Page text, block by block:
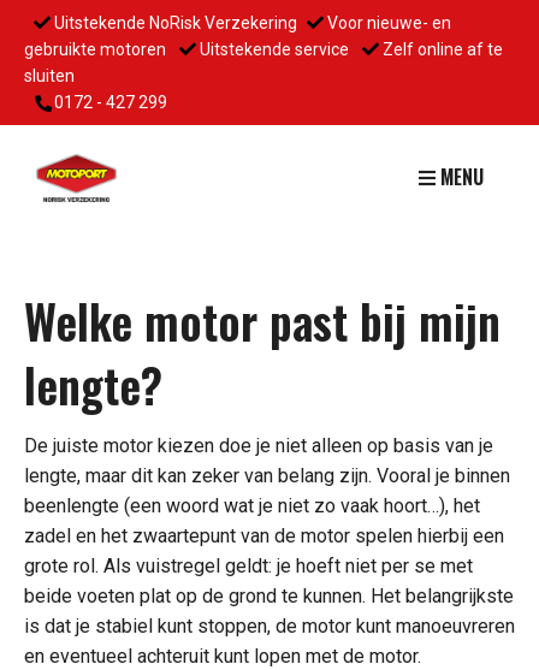
Uitstekende NoRisk Verzekering
Voor nieuwe- en
gebruikte motoren
Uitstekende service
Zelf online af te
sluiten
0172 - 427 299
MENU
Welke motor past bij mijn
lengte?
De juiste motor kiezen doe je niet alleen op basis van je
lengte, maar dit kan zeker van belang zijn. Vooral je binnen
beenlengte (een woord wat je niet zo vaak hoort…), het
zadel en het zwaartepunt van de motor spelen hierbij een
grote rol. Als vuistregel geldt: je hoeft niet per se met
beide voeten plat op de grond te kunnen. Het belangrijkste
is dat je stabiel kunt stoppen, de motor kunt manoeuvreren
en eventueel achteruit kunt lopen met de motor.